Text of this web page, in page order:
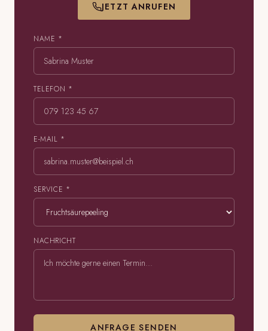
JETZT ANRUFEN
NAME *
TELEFON *
E-MAIL *
SERVICE *
NACHRICHT
ANFRAGE SENDEN